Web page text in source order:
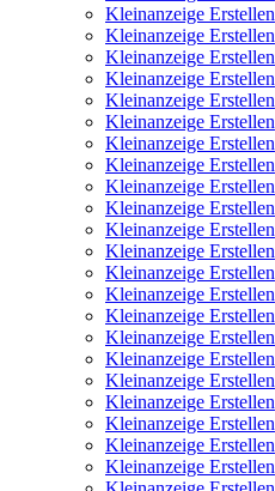
Kleinanzeige Erstellen
Kleinanzeige Erstellen
Kleinanzeige Erstellen
Kleinanzeige Erstellen
Kleinanzeige Erstellen
Kleinanzeige Erstellen
Kleinanzeige Erstellen
Kleinanzeige Erstellen
Kleinanzeige Erstellen
Kleinanzeige Erstellen
Kleinanzeige Erstellen
Kleinanzeige Erstellen
Kleinanzeige Erstellen
Kleinanzeige Erstellen
Kleinanzeige Erstellen
Kleinanzeige Erstellen
Kleinanzeige Erstellen
Kleinanzeige Erstellen
Kleinanzeige Erstellen
Kleinanzeige Erstellen
Kleinanzeige Erstellen
Kleinanzeige Erstellen